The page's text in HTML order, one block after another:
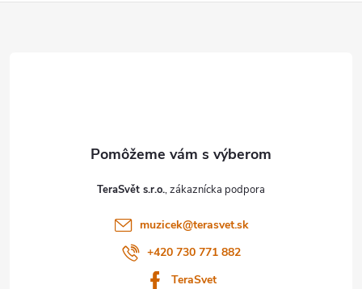
TeraSvět s.r.o.
muzicek@terasvet.sk
+420 730 771 882
TeraSvet